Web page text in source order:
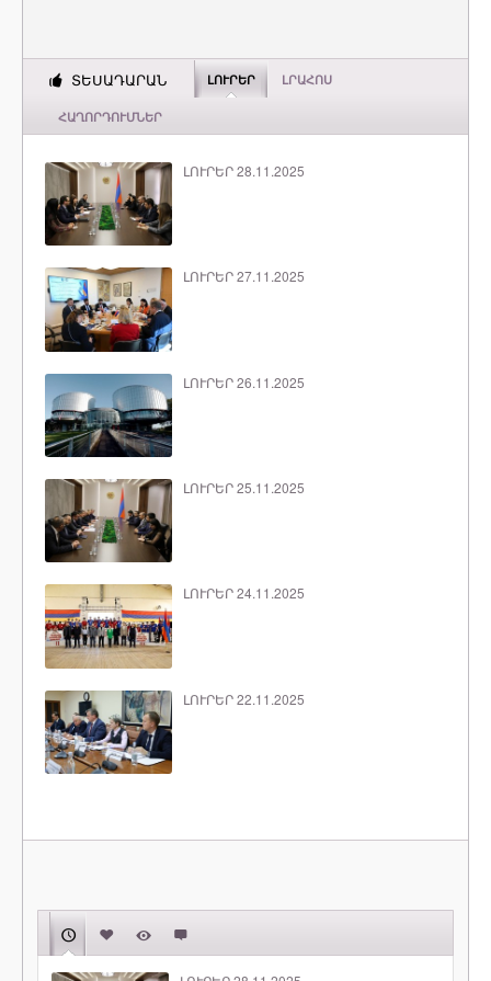
ՏԵՍԱԴԱՐԱՆ ԼՈՒՐԵՐ ԼՐԱՀՈՍ
ՀԱՂՈՐԴՈՒՄՆԵՐ
ԼՈՒՐԵՐ 28.11.2025
ԼՈՒՐԵՐ 27.11.2025
ԼՈՒՐԵՐ 26.11.2025
ԼՈՒՐԵՐ 25.11.2025
ԼՈՒՐԵՐ 24.11.2025
ԼՈՒՐԵՐ 22.11.2025